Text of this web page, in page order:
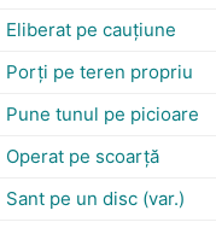
Eliberat pe cauţiune
Porţi pe teren propriu
Pune tunul pe picioare
Operat pe scoarţă
Sant pe un disc (var.)